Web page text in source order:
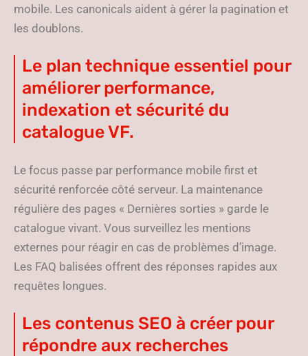
mobile. Les canonicals aident à gérer la pagination et
les doublons.
Le plan technique essentiel pour
améliorer performance,
indexation et sécurité du
catalogue VF.
Le focus passe par performance mobile first et
sécurité renforcée côté serveur. La maintenance
régulière des pages « Dernières sorties » garde le
catalogue vivant. Vous surveillez les mentions
externes pour réagir en cas de problèmes d’image.
Les FAQ balisées offrent des réponses rapides aux
requêtes longues.
Les contenus SEO à créer pour
répondre aux recherches